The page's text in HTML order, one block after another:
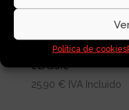
Política de cookies
COPA MENSTRUAL
CLASSIC
25,90 € IVA Incluido